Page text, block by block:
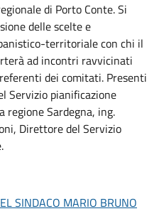
di Porto Conte. Si
delle scelte e
territoriale con chi il
ad incontri ravvicinati
dei comitati. Presenti
Servizio pianificazione
regione Sardegna, ing.
Direttore del Servizio
SINDACO MARIO BRUNO